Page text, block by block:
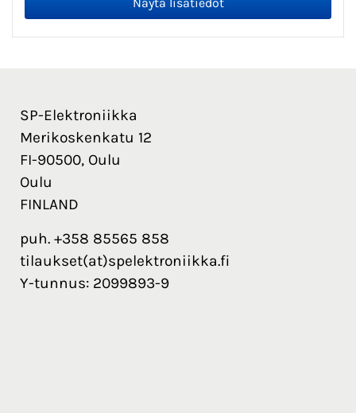
SP-Elektroniikka
Merikoskenkatu 12
FI-90500, Oulu
Oulu
FINLAND
puh. +358 85565 858
tilaukset(at)spelektroniikka.fi
Y-tunnus: 2099893-9